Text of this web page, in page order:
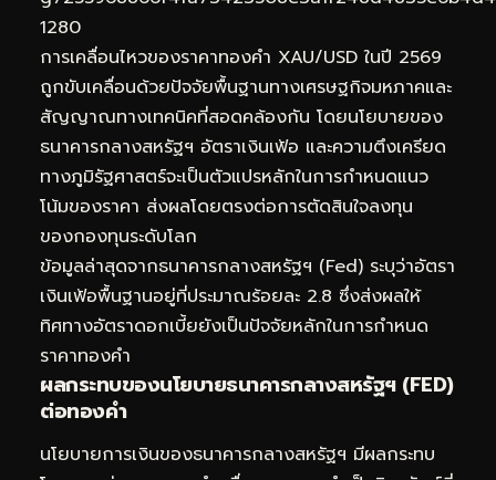
การเคลื่อนไหวของราคาทองคำ XAU/USD ในปี 2569
ถูกขับเคลื่อนด้วยปัจจัยพื้นฐานทางเศรษฐกิจมหภาคและ
สัญญาณทางเทคนิคที่สอดคล้องกัน โดยนโยบายของ
ธนาคารกลางสหรัฐฯ อัตราเงินเฟ้อ และความตึงเครียด
ทางภูมิรัฐศาสตร์จะเป็นตัวแปรหลักในการกำหนดแนว
โน้มของราคา ส่งผลโดยตรงต่อการตัดสินใจลงทุน
ของกองทุนระดับโลก
ข้อมูลล่าสุดจากธนาคารกลางสหรัฐฯ (Fed) ระบุว่าอัตรา
เงินเฟ้อพื้นฐานอยู่ที่ประมาณร้อยละ 2.8 ซึ่งส่งผลให้
ทิศทางอัตราดอกเบี้ยยังเป็นปัจจัยหลักในการกำหนด
ราคาทองคำ
ผลกระทบของนโยบายธนาคารกลางสหรัฐฯ (FED)
ต่อทองคำ
นโยบายการเงินของธนาคารกลางสหรัฐฯ มีผลกระทบ